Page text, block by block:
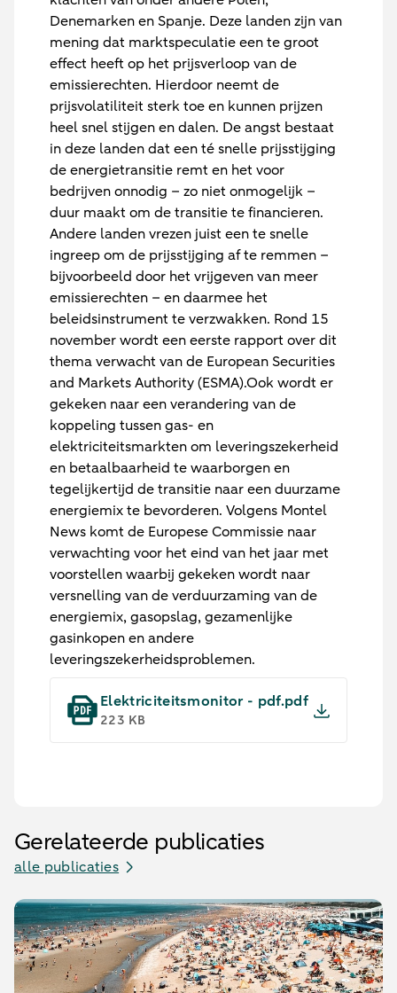
Denemarken en Spanje. Deze landen zijn van
mening dat marktspeculatie een te groot
effect heeft op het prijsverloop van de
emissierechten. Hierdoor neemt de
prijsvolatiliteit sterk toe en kunnen prijzen
heel snel stijgen en dalen. De angst bestaat
in deze landen dat een té snelle prijsstijging
de energietransitie remt en het voor
bedrijven onnodig – zo niet onmogelijk –
duur maakt om de transitie te financieren.
Andere landen vrezen juist een te snelle
ingreep om de prijsstijging af te remmen –
bijvoorbeeld door het vrijgeven van meer
emissierechten – en daarmee het
beleidsinstrument te verzwakken. Rond 15
november wordt een eerste rapport over dit
thema verwacht van de European Securities
and Markets Authority (ESMA).Ook wordt er
gekeken naar een verandering van de
koppeling tussen gas- en
elektriciteitsmarkten om leveringszekerheid
en betaalbaarheid te waarborgen en
tegelijkertijd de transitie naar een duurzame
energiemix te bevorderen. Volgens Montel
News komt de Europese Commissie naar
verwachting voor het eind van het jaar met
voorstellen waarbij gekeken wordt naar
versnelling van de verduurzaming van de
energiemix, gasopslag, gezamenlijke
gasinkopen en andere
leveringszekerheidsproblemen.
Elektriciteitsmonitor - pdf.pdf
223 KB
Gerelateerde publicaties
alle publicaties